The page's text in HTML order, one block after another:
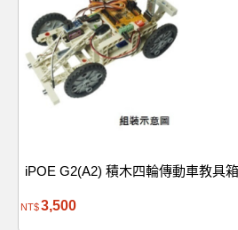
iPOE G2(A2) 積木四輪傳動車教具箱
NT$3,500